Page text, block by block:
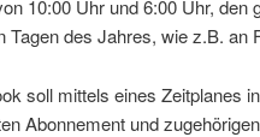
10:00 Uhr und 6:00 Uhr, den
Tagen des Jahres, wie z.B. an
soll mittels eines Zeitplanes
Abonnement und